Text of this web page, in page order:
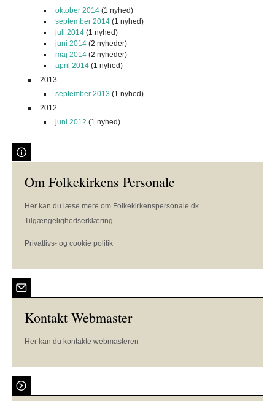
oktober 2014 (1 nyhed)
september 2014 (1 nyhed)
juli 2014 (1 nyhed)
juni 2014 (2 nyheder)
maj 2014 (2 nyheder)
april 2014 (1 nyhed)
2013
september 2013 (1 nyhed)
2012
juni 2012 (1 nyhed)
Om Folkekirkens Personale
Her kan du læse mere om Folkekirkenspersonale.dk
Tilgængelighedserklæring
Privatlivs- og cookie politik
Kontakt Webmaster
Her kan du kontakte webmasteren